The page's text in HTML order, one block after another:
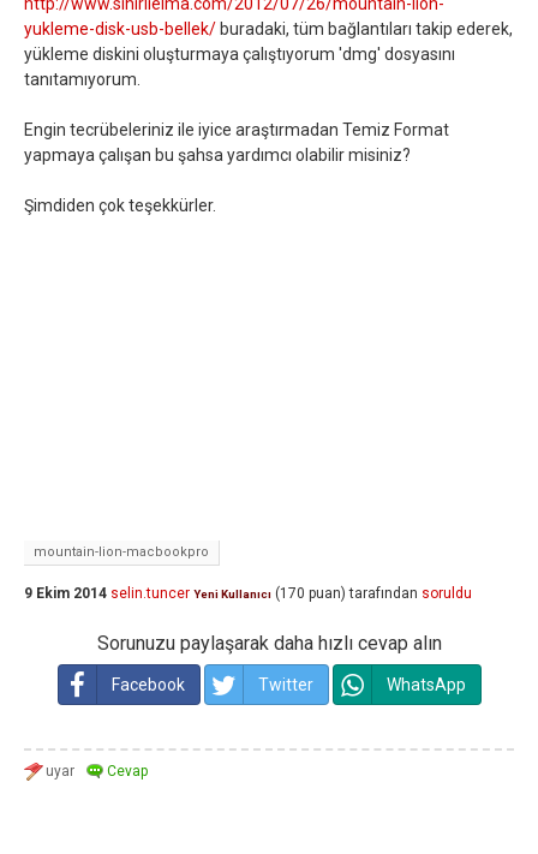
yukleme-disk-usb-bellek/ buradaki, tüm bağlantıları takip ederek,
yükleme diskini oluşturmaya çalıştıyorum 'dmg' dosyasını
tanıtamıyorum.
Engin tecrübeleriniz ile iyice araştırmadan Temiz Format
yapmaya çalışan bu şahsa yardımcı olabilir misiniz?
Şimdiden çok teşekkürler.
mountain-lion-macbookpro
9 Ekim 2014 selin.tuncer Yeni Kullanıcı (170 puan) tarafından soruldu
Sorunuzu paylaşarak daha hızlı cevap alın
Facebook Twitter WhatsApp